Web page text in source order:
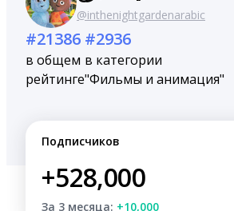
@inthenightgardenarabic
#21386
в общем
рейтинге
#2936
в категории
"Фильмы и анимация"
Подписчиков
+528,000
За 3 месяца: +10,000